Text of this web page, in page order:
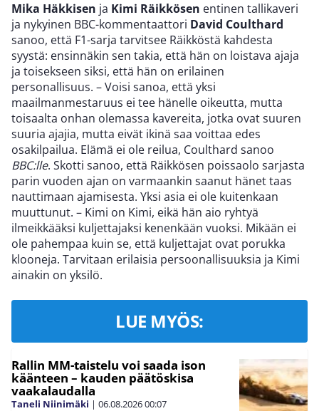
Mika Häkkisen ja Kimi Räikkösen entinen tallikaveri
ja nykyinen BBC-kommentaattori David Coulthard
sanoo, että F1-sarja tarvitsee Räikköstä kahdesta
syystä: ensinnäkin sen takia, että hän on loistava ajaja
ja toisekseen siksi, että hän on erilainen
personallisuus. – Voisi sanoa, että yksi
maailmanmestaruus ei tee hänelle oikeutta, mutta
toisaalta onhan olemassa kavereita, jotka ovat suuren
suuria ajajia, mutta eivät ikinä saa voittaa edes
osakilpailua. Elämä ei ole reilua, Coulthard sanoo
BBC:lle. Skotti sanoo, että Räikkösen poissaolo sarjasta
parin vuoden ajan on varmaankin saanut hänet taas
nauttimaan ajamisesta. Yksi asia ei ole kuitenkaan
muuttunut. – Kimi on Kimi, eikä hän aio ryhtyä
ilmeikkääksi kuljettajaksi kenenkään vuoksi. Mikään ei
ole pahempaa kuin se, että kuljettajat ovat porukka
klooneja. Tarvitaan erilaisia persoonallisuuksia ja Kimi
ainakin on yksilö.
LUE MYÖS:
Rallin MM-taistelu voi saada ison
käänteen – kauden päätöskisa
vaakalaudalla
Taneli Niinimäki | 06.08.202600:07